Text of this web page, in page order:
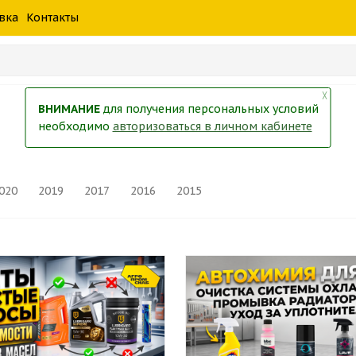
Контакты
2019 2017 2016 2015
╳
ВНИМАНИЕдля получения персональных условий
необходимо авторизоваться в личном кабинете